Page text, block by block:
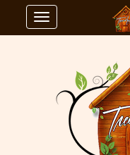
Toggle
navigation